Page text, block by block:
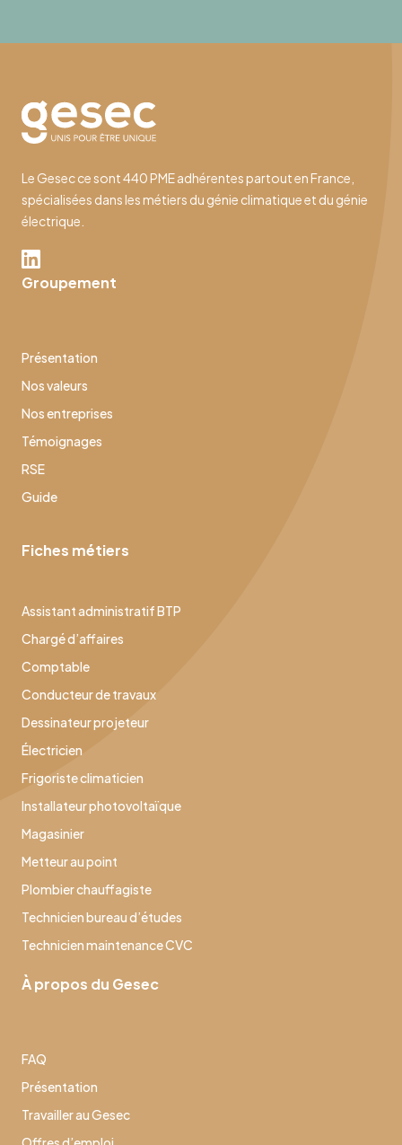
Le Gesec ce sont 440 PME adhérentes partout en France,
spécialisées dans les métiers du génie climatique et du génie
électrique.
Groupement
Présentation
Nos valeurs
Nos entreprises
Témoignages
RSE
Guide
Fiches métiers
Assistant administratif BTP
Chargé d’affaires
Comptable
Conducteur de travaux
Dessinateur projeteur
Électricien
Frigoriste climaticien
Installateur photovoltaïque
Magasinier
Metteur au point
Plombier chauffagiste
Technicien bureau d’études
Technicien maintenance CVC
À propos du Gesec
FAQ
Présentation
Travailler au Gesec